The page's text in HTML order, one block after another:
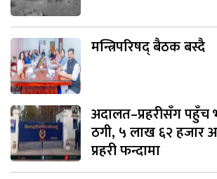
मन्त्रिपरिषद् बैठक बस्दै
अदालत–प्रहरीसँग पहुँच
ठगी, ५ लाख ६२ हजार
प्रहरी फन्दामा